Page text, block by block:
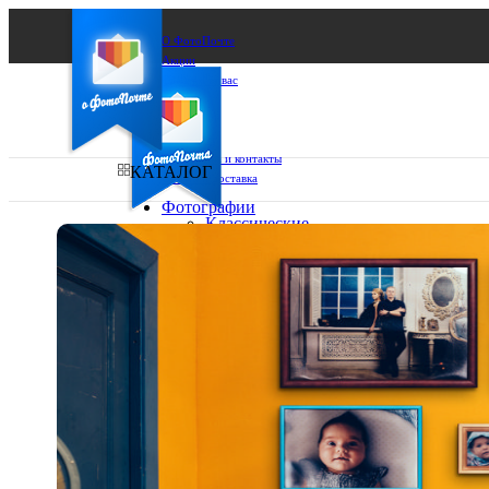
О ФотоПочте
Акции
Сделаем за вас
Бизнесу
FAQ
Франшиза
Поддержка и контакты
Оплата и доставка
Ваш город:
Выберите из списка:
КАТАЛОГ
Фотографии
Классические
10х10
10х15
13х18
15х15
20х20
20х30
30х30
30х40